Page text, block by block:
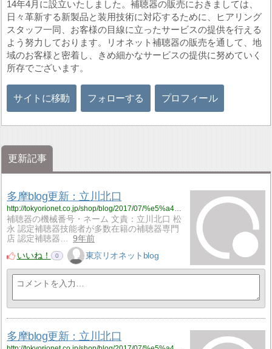
14年4月に設立いたしました。補聴器の販売におきましては、
日々革新する新製品と装用技術に対応するために、ヒアリング
スタッフ一同、お客様の目線に立ったサービスの提供を行える
よう努力しております。リオネット補聴器の販売を通して、地
域のお客様と密着し、きめ細かなサービスの提供に努めていく
所存でございます。
サイトに移動 フォローする プロフィール
更新記事
多摩blog更新：立川北口
補聴器の機械番号・ネーム 文責：立川北口 松
永 認定補聴器技能者が多数在籍の補聴器専門
店 認定補聴器…
9年前
いいね！
0 東京リオネットblog
多摩blog更新：立川北口